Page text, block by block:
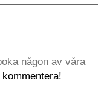
någon av våra